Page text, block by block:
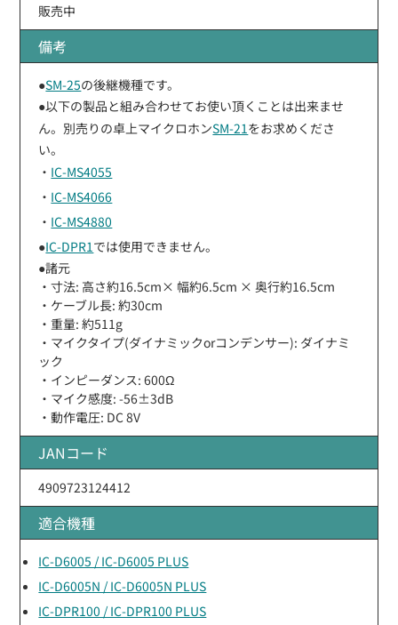
販売中
備考
●SM-25の後継機種です。
●以下の製品と組み合わせてお使い頂くことは出来ませ
ん。別売りの卓上マイクロホンSM-21 をお求めくださ
い。
・ IC-MS4055
・ IC-MS4066
・ IC-MS4880
●IC-DPR1 では使用できません。
●諸元
・寸法: 高さ約16.5cm× 幅約6.5cm × 奥行約16.5cm
・ケーブル長: 約30cm
・重量: 約511g
・マイクタイプ(ダイナミックorコンデンサー): ダイナミ
ック
・インピーダンス: 600Ω
・マイク感度: -56±3dB
・動作電圧: DC 8V
JANコード
4909723124412
適合機種
IC-D6005 / IC-D6005 PLUS
IC-D6005N / IC-D6005N PLUS
IC-DPR100 / IC-DPR100 PLUS